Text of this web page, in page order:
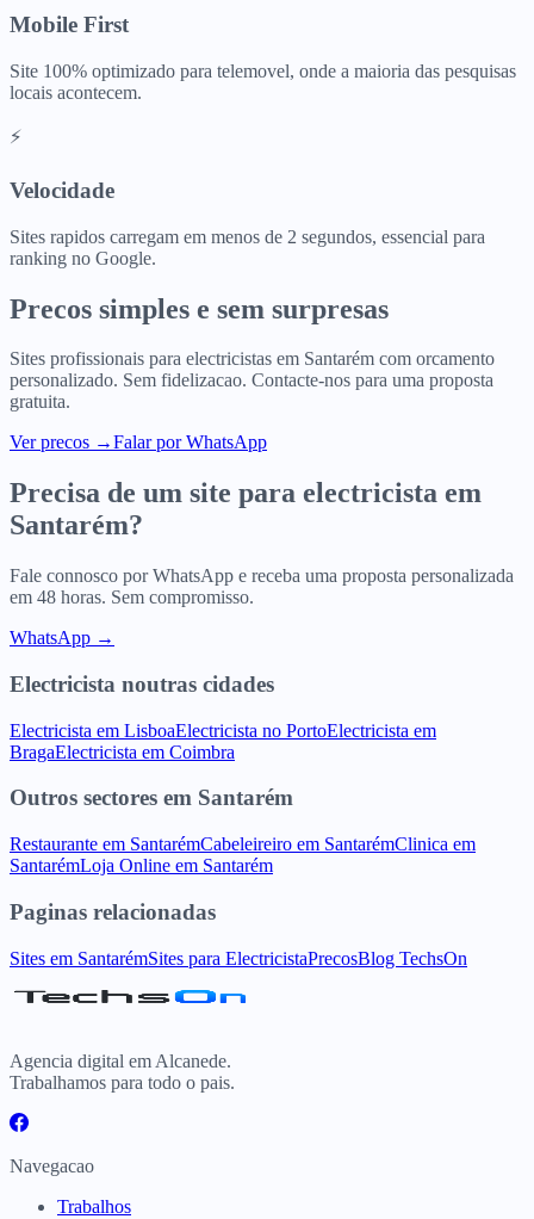
Mobile First
Site 100% optimizado para telemovel, onde a maioria das pesquisas
locais acontecem.
⚡
Velocidade
Sites rapidos carregam em menos de 2 segundos, essencial para
ranking no Google.
Precos simples e sem surpresas
Sites profissionais para electricistas em Santarém com orcamento
personalizado. Sem fidelizacao. Contacte-nos para uma proposta
gratuita.
Ver precos →Falar por WhatsApp
Precisa de um site para electricista em
Santarém?
Fale connosco por WhatsApp e receba uma proposta personalizada
em 48 horas. Sem compromisso.
WhatsApp →
Electricista noutras cidades
Electricista em LisboaElectricista no PortoElectricista em
BragaElectricista em Coimbra
Outros sectores em Santarém
Restaurante em SantarémCabeleireiro em SantarémClinica em
SantarémLoja Online em Santarém
Paginas relacionadas
Sites em SantarémSites para ElectricistaPrecosBlog TechsOn
Agencia digital em Alcanede.
Trabalhamos para todo o pais.
Navegacao
Trabalhos